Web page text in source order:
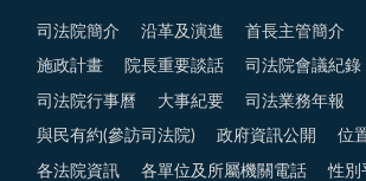
司法院簡介 沿革及演進 首長主管簡介
施政計畫 院長重要談話 司法院會議紀錄
司法院行事曆 大事紀要 司法業務年報
與民有約(參訪司法院) 政府資訊公開 位
各法院資訊 各單位及所屬機關電話 性別